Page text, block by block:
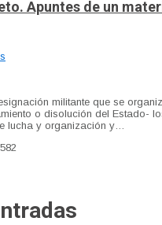
Apuntes de un
militante que se
o disolución del Estado-
lucha y organización y…
582